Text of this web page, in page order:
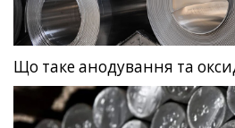
Що таке анодування та